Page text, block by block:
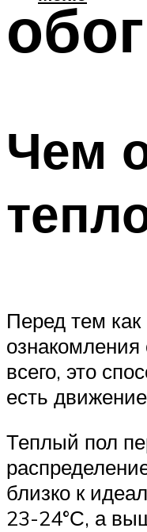
Чем
Перед тем
всего, это
есть
Теплый пол
близко к
23-24°С, а